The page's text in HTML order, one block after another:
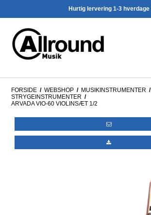
Hurtig lervering 1-3 hverdage
FORSIDE / WEBSHOP / MUSIKINSTRUMENTER /
STRY­GE­IN­STRU­MEN­TER /
ARVADA VIO-60 VIOLINSÆT 1/2